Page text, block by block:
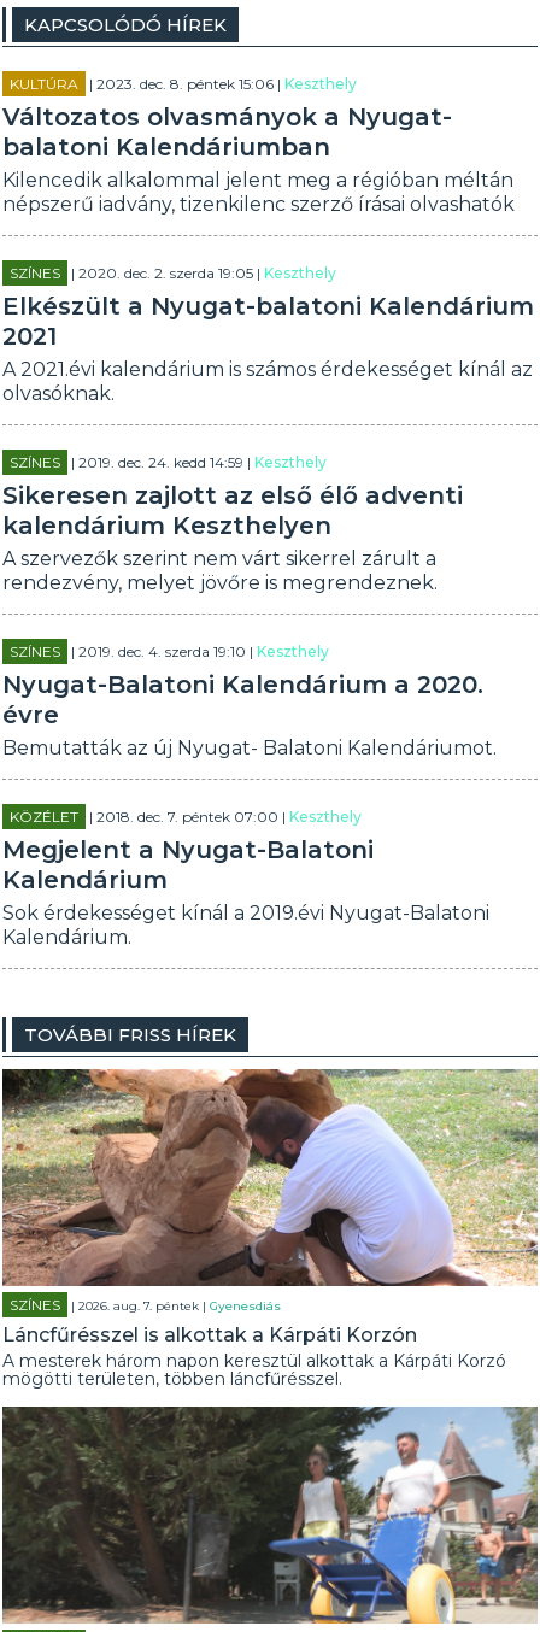
KAPCSOLÓDÓ HÍREK
KULTÚRA | 2023. dec. 8. péntek 15:06 |Keszthely
Változatos olvasmányok a Nyugat-
balatoni Kalendáriumban
Kilencedik alkalommal jelent meg a régióban méltán
népszerű iadvány, tizenkilenc szerző írásai olvashatók
SZÍNES | 2020. dec. 2. szerda 19:05 |Keszthely
Elkészült a Nyugat-balatoni Kalendárium
2021
A 2021.évi kalendárium is számos érdekességet kínál az
olvasóknak.
SZÍNES | 2019. dec. 24. kedd 14:59 |Keszthely
Sikeresen zajlott az első élő adventi
kalendárium Keszthelyen
A szervezők szerint nem várt sikerrel zárult a
rendezvény, melyet jövőre is megrendeznek.
SZÍNES | 2019. dec. 4. szerda 19:10 |Keszthely
Nyugat-Balatoni Kalendárium a 2020.
évre
Bemutatták az új Nyugat- Balatoni Kalendáriumot.
KÖZÉLET | 2018. dec. 7. péntek 07:00 |Keszthely
Megjelent a Nyugat-Balatoni
Kalendárium
Sok érdekességet kínál a 2019.évi Nyugat-Balatoni
Kalendárium.
TOVÁBBI FRISS HÍREK
SZÍNES | 2026. aug. 7. péntek |Gyenesdiás
Láncfűrésszel is alkottak a Kárpáti Korzón
A mesterek három napon keresztül alkottak a Kárpáti Korzó
mögötti területen, többen láncfűrésszel.